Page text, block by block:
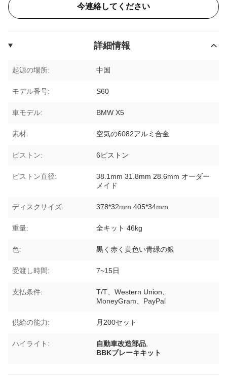
今連絡してください
詳細情報
起源の場所: 中国
モデル番号: S60
車モデル: BMW X5
素材: 空気の6082アルミ合金
ピストン: 6ピストン
ピストン直径:
38.1mm 31.8mm 28.6mm オーダー
メイド
ディスクサイズ: 378*32mm 405*34mm
重量: 全キット 46kg
色: 黒く赤く黄色い青緑の銀
受渡し時間: 7~15日
支払条件:
T/T、Western Union、
MoneyGram、PayPal
供給の能力: 月200セット
ハイライト: 自動車改造部品
BBKブレーキキット